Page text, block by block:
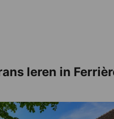
leren in